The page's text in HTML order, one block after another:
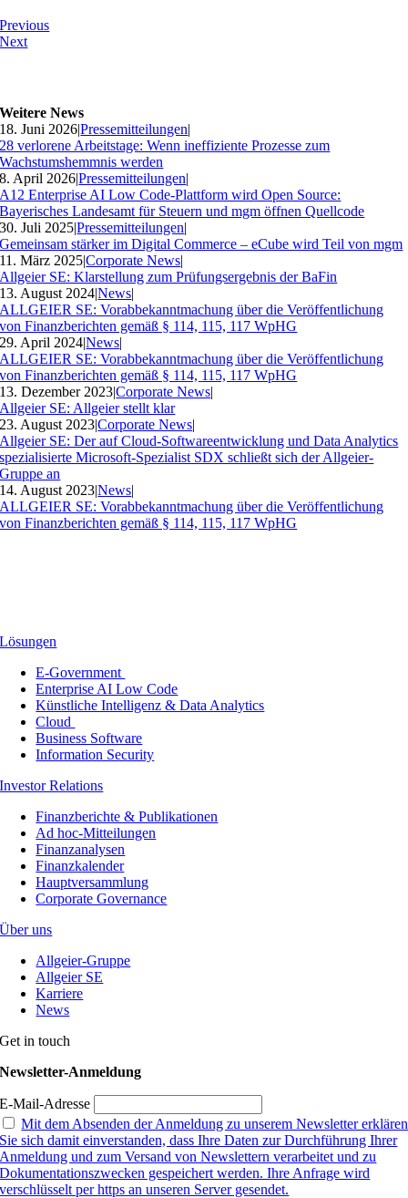
Previous
Next
Weitere News
18. Juni 2026|Pressemitteilungen|
28 verlorene Arbeitstage: Wenn ineffiziente Prozesse zum
Wachstumshemmnis werden
8. April 2026|Pressemitteilungen|
A12 Enterprise AI Low Code-Plattform wird Open Source:
Bayerisches Landesamt für Steuern und mgm öffnen Quellcode
30. Juli 2025|Pressemitteilungen|
Gemeinsam stärker im Digital Commerce – eCube wird Teil von mgm
11. März 2025|Corporate News|
Allgeier SE: Klarstellung zum Prüfungsergebnis der BaFin
13. August 2024|News|
ALLGEIER SE: Vorabbekanntmachung über die Veröffentlichung
von Finanzberichten gemäß § 114, 115, 117 WpHG
29. April 2024|News|
ALLGEIER SE: Vorabbekanntmachung über die Veröffentlichung
von Finanzberichten gemäß § 114, 115, 117 WpHG
13. Dezember 2023|Corporate News|
Allgeier SE: Allgeier stellt klar
23. August 2023|Corporate News|
Allgeier SE: Der auf Cloud-Softwareentwicklung und Data Analytics
spezialisierte Microsoft-Spezialist SDX schließt sich der Allgeier-
Gruppe an
14. August 2023|News|
ALLGEIER SE: Vorabbekanntmachung über die Veröffentlichung
von Finanzberichten gemäß § 114, 115, 117 WpHG
Lösungen
E-Government
Enterprise AI Low Code
Künstliche Intelligenz & Data Analytics
Cloud
Business Software
Information Security
Investor Relations
Finanzberichte & Publikationen
Ad hoc-Mitteilungen
Finanzanalysen
Finanzkalender
Hauptversammlung
Corporate Governance
Über uns
Allgeier-Gruppe
Allgeier SE
Karriere
News
Get in touch
Newsletter-Anmeldung
E-Mail-Adresse
Mit dem Absenden der Anmeldung zu unserem Newsletter erklären
Sie sich damit einverstanden, dass Ihre Daten zur Durchführung Ihrer
Anmeldung und zum Versand von Newslettern verarbeitet und zu
Dokumentationszwecken gespeichert werden. Ihre Anfrage wird
verschlüsselt per https an unseren Server gesendet.